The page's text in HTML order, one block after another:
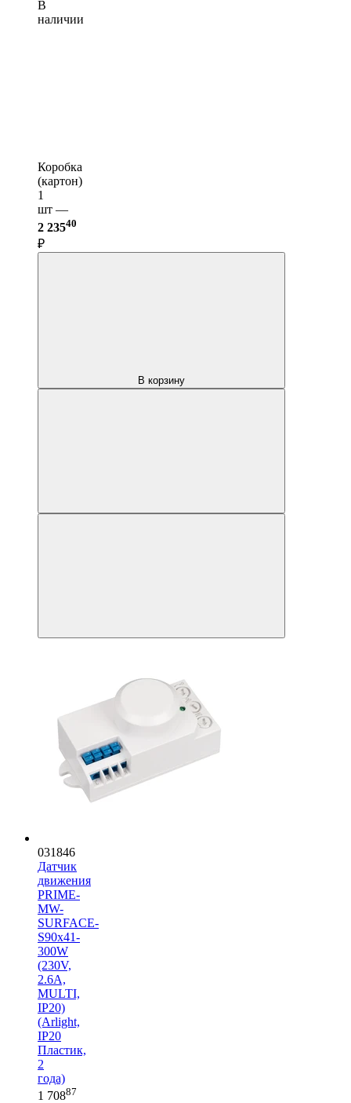
В
наличии
Коробка
(картон)
1
шт —
2 23540
₽
В корзину
031846
Датчик
движения
PRIME-
MW-
SURFACE-
S90x41-
300W
(230V,
2.6A,
MULTI,
IP20)
(Arlight,
IP20
Пластик,
2
года)
1 70887